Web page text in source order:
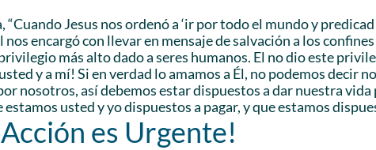
Jesus nos ordenó a ‘ir por todo el mundo y
nos encargó con llevar en mensaje de salvación a los
más alto dado a seres humanos. El no dio este
y a mí! Si en verdad lo amamos a Él, no podemos decir
nosotros, así debemos estar dispuestos a dar nuestra vida
usted y yo dispuestos a pagar, y que estamos
es Urgente!